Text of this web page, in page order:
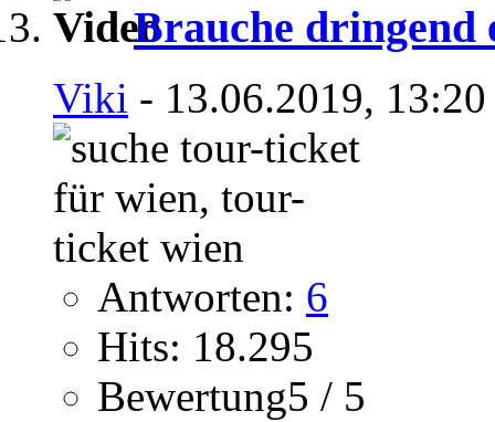
Brauche dringend
Viki - 13.06.2019,
Antworten: 6
Hits: 18.295
Bewertung5 / 5